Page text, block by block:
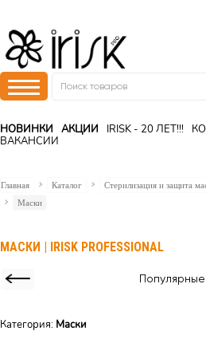
НОВИНКИ АКЦИИ IRISK - 20 ЛЕТ!!!
ВАКАНСИИ
Главная Каталог Стерилизация и защита
Маски
МАСКИ | IRISK PROFESSIONAL
Популярные
Категория: Маски